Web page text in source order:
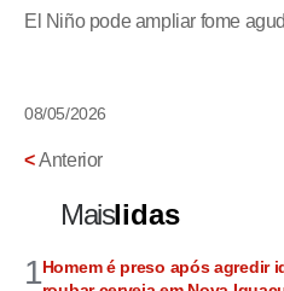
El Niño pode ampliar fome
08/05/2026
<Anterior
Maislidas
1Homem é preso após agredir